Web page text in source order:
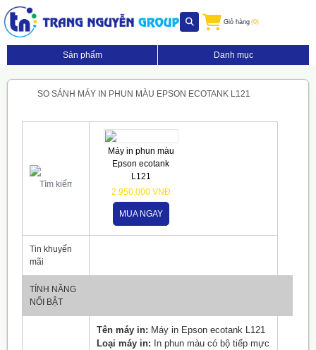
Giỏ hàng (0)
Sản phẩm Danh mục
SO SÁNH MÁY IN PHUN MÀU EPSON ECOTANK L121
Máy in phun màu
Epson ecotank
L121
2.950.000 VNĐ
MUA NGAY
Tin khuyến
mãi
TÍNH NĂNG
NỔI BẬT
Tên máy in: Máy in Epson ecotank L121
Loại máy in: In phun màu có bộ tiếp mực